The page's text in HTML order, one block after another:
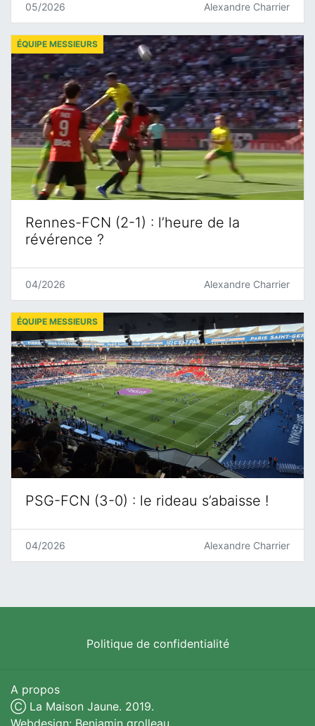
05/2026 Alexandre Charrier
Rennes-FCN (2-1) : l’heure de la
révérence ?
ÉQUIPE MESSIEURS
04/2026 Alexandre Charrier
PSG-FCN (3-0) : le rideau s’abaisse !
ÉQUIPE MESSIEURS
04/2026 Alexandre Charrier
Politique de confidentialité
A propos
Ⓒ La Maison Jaune. 2019.
Webdesign: Benjamin grolleau